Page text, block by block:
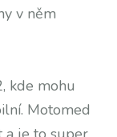
v něm
kde mohu
Motomed